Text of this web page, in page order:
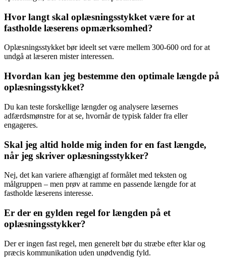
Hvor langt skal oplæsningsstykket være for at
fastholde læserens opmærksomhed?
Oplæsningsstykket bør ideelt set være mellem 300-600 ord for at
undgå at læseren mister interessen.
Hvordan kan jeg bestemme den optimale længde på
oplæsningsstykket?
Du kan teste forskellige længder og analysere læsernes
adfærdsmønstre for at se, hvornår de typisk falder fra eller
engageres.
Skal jeg altid holde mig inden for en fast længde,
når jeg skriver oplæsningsstykker?
Nej, det kan variere afhængigt af formålet med teksten og
målgruppen – men prøv at ramme en passende længde for at
fastholde læserens interesse.
Er der en gylden regel for længden på et
oplæsningsstykker?
Der er ingen fast regel, men generelt bør du stræbe efter klar og
præcis kommunikation uden unødvendig fyld.